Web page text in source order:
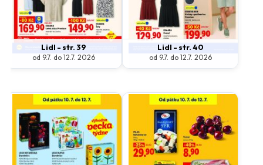
Lidl - str. 39
od 9.7. do 12.7. 2026
Lidl - str. 40
od 9.7. do 12.7. 2026